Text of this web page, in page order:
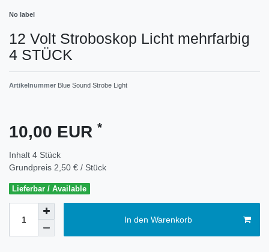
No label
12 Volt Stroboskop Licht mehrfarbig
4 STÜCK
Artikelnummer Blue Sound Strobe Light
10,00 EUR *
Inhalt 4 Stück
Grundpreis 2,50 € / Stück
Lieferbar / Available
In den Warenkorb